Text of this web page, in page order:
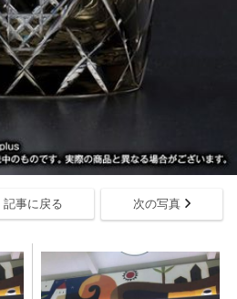
記事に戻る 次の写真